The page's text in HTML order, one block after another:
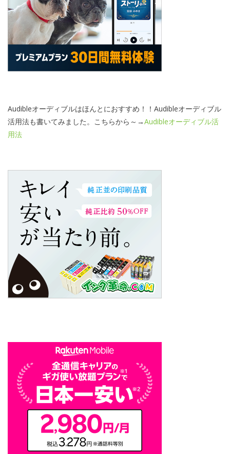
Audibleオーディブルはほんとにおすすめ！！Audibleオーディブル
活用法も書いてみました。こちらから～→Audibleオーディブル活
用法